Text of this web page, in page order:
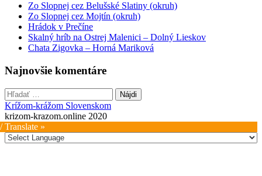
Zo Slopnej cez Belušské Slatiny (okruh)
Zo Slopnej cez Mojtín (okruh)
Hrádok v Prečíne
Skalný hríb na Ostrej Malenici – Dolný Lieskov
Chata Zigovka – Horná Mariková
Najnovšie komentáre
Hľadať:
Krížom-krážom Slovenskom
krizom-krazom.online 2020
Translate »